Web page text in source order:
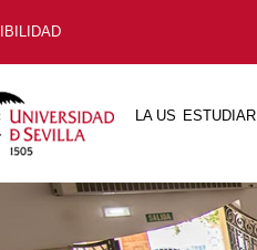
LA US ESTUDIAR